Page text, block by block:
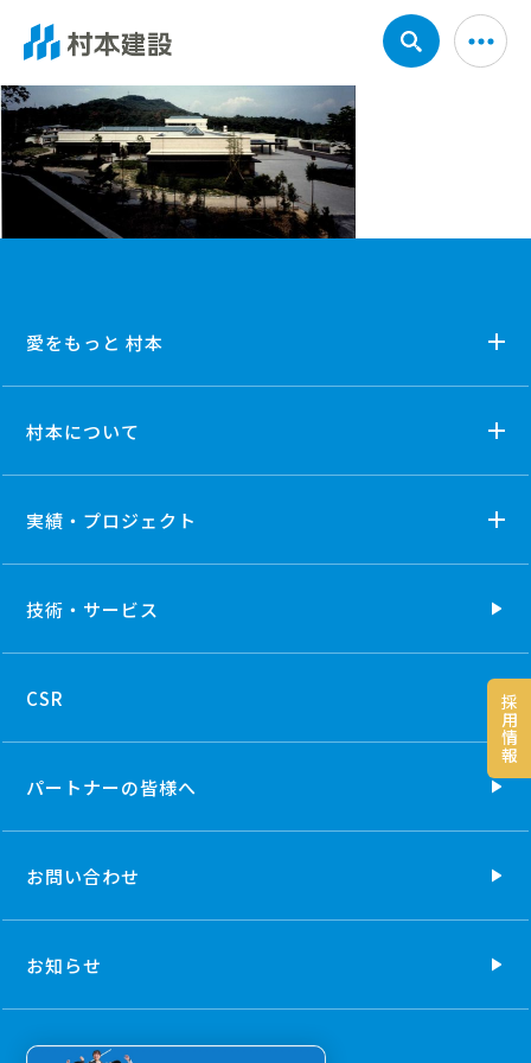
採
用
情
報
愛をもっと 村本
村本について
実績・プロジェクト
技術・ サービス
CSR
パートナーの皆様へ
お問い合わせ
お知らせ